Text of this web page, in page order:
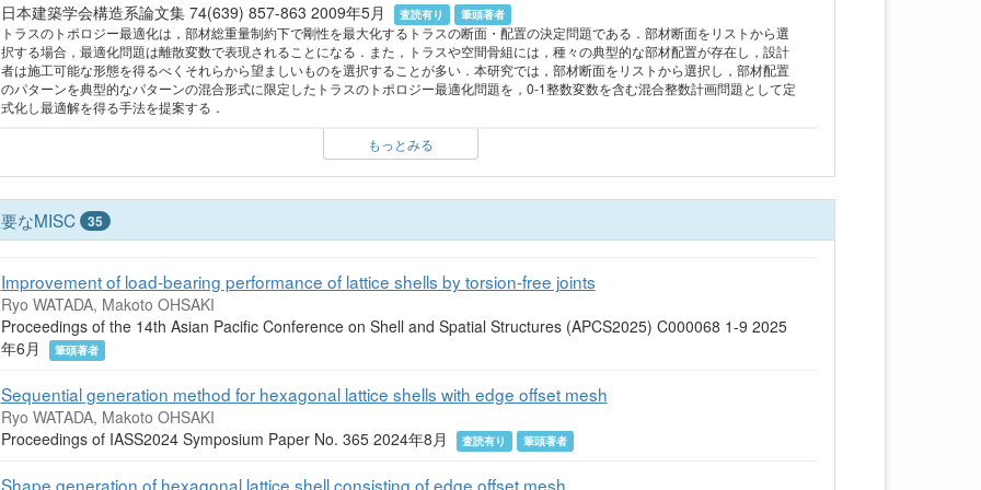
日本建築学会構造系論文集 74(639) 857-863 2009年5月
査読有り 筆頭著者
トラスのトポロジー最適化は，部材総重量制約下で剛性を最大化するトラスの断面・配置の決定問題である．部材断面をリストから選
択する場合，最適化問題は離散変数で表現されることになる．また，トラスや空間骨組には，種々の典型的な部材配置が存在し，設計
者は施工可能な形態を得るべくそれらから望ましいものを選択することが多い．本研究では，部材断面をリストから選択し，部材配置
のパターンを典型的なパターンの混合形式に限定したトラスのトポロジー最適化問題を，0-1整数変数を含む混合整数計画問題として定
式化し最適解を得る手法を提案する．
もっとみる
なMISC 35
Improvement of load-bearing performance of lattice shells by torsion-free joints
Ryo WATADA, Makoto OHSAKI
Proceedings of the 14th Asian Pacific Conference on Shell and Spatial Structures (APCS2025) C000068 1-9 2025
年6月
筆頭著者
Sequential generation method for hexagonal lattice shells with edge offset mesh
Ryo WATADA, Makoto OHSAKI
Proceedings of IASS2024 Symposium Paper No. 365 2024年8月
査読有り 筆頭著者
Shape generation of hexagonal lattice shell consisting of edge offset mesh